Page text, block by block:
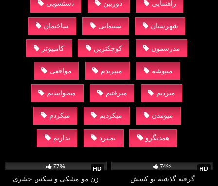
دستشویی دوربین راهنمایی
ساختمان سینمایی شهرستان
کامپیوتر کوچکترین مدرسمون
مواقعی میپریدم میپوشه
میخوابیدیم میرفتیم میزدیم
میکردم میکردیم میومدن
نداریم نمیبرد همدیگرو
HD
77%
زن مو مشکی و سکس حشری
HD
74%
گرفته گذشته تو کسش